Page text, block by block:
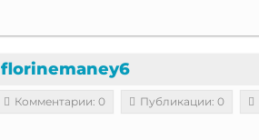
florinemaney6
Комментарии: 0 Публикации: 0